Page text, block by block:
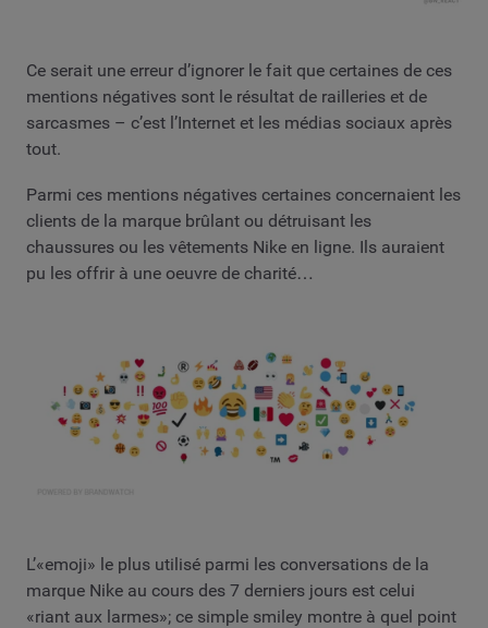
Ce serait une erreur d’ignorer le fait que certaines de ces
mentions négatives sont le résultat de railleries et de
sarcasmes – c’est l’Internet et les médias sociaux après
tout.
Parmi ces mentions négatives certaines concernaient les
clients de la marque brûlant ou détruisant les
chaussures ou les vêtements Nike en ligne. Ils auraient
pu les offrir à une oeuvre de charité…
L’«emoji» le plus utilisé parmi les conversations de la
marque Nike au cours des 7 derniers jours est celui
«riant aux larmes»; ce simple smiley montre à quel point